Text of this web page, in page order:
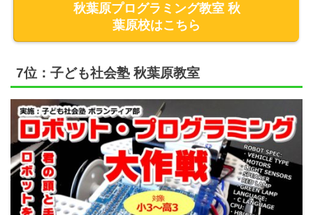
秋葉原プログラミング教室 秋
葉原校はこちら
7位：子ども社会塾 秋葉原教室